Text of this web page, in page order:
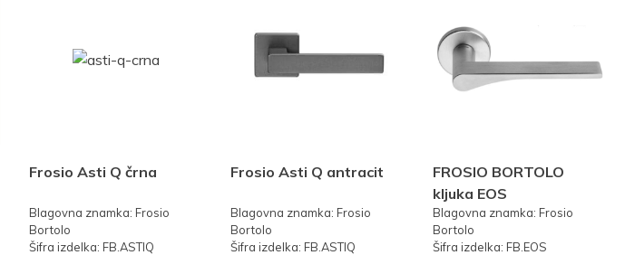
Frosio Asti Q črna
Blagovna znamka: Frosio
Bortolo
Šifra izdelka: FB.ASTIQ
Frosio Asti Q antracit
Blagovna znamka: Frosio
Bortolo
Šifra izdelka: FB.ASTIQ
FROSIO BORTOLO
kljuka EOS
Blagovna znamka: Frosio
Bortolo
Šifra izdelka: FB.EOS